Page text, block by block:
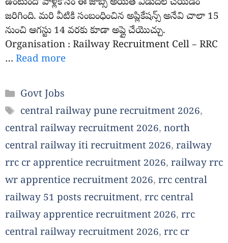
ఉంటుందో వాళ్లకోసం ఈ జాబ్స్ అయితే విడుదల చేయడం
జరిగింది. మరి వీటికి సంబంధించిన అప్లికేషన్స్ అనేవి చాలా 15
నుంచి ఆగస్టు 14 వరకు కూడా అప్లై చేయొచ్చు.
Organisation : Railway Recruitment Cell – RRC
… Read more
Categories
Govt Jobs
Tags
central railway pune recruitment 2026,
central railway recruitment 2026, north
central railway iti recruitment 2026, railway
rrc cr apprentice recruitment 2026, railway rrc
wr apprentice recruitment 2026, rrc central
railway 51 posts recruitment, rrc central
railway apprentice recruitment 2026, rrc
central railway recruitment 2026, rrc cr